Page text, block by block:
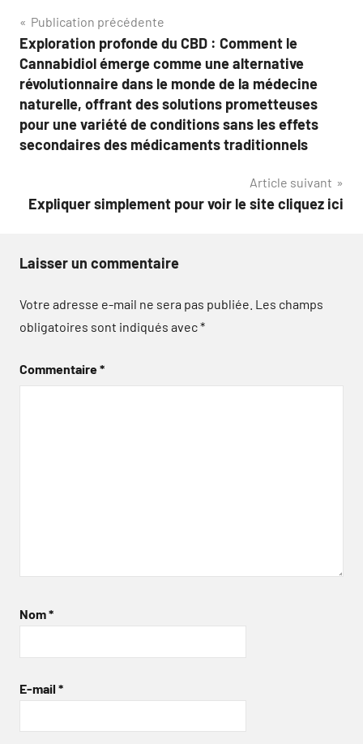
Navigation
de
l’article
Publication précédente
Exploration profonde du CBD : Comment le
Cannabidiol émerge comme une alternative
révolutionnaire dans le monde de la médecine
naturelle, offrant des solutions prometteuses
pour une variété de conditions sans les effets
secondaires des médicaments traditionnels
Article suivant
Expliquer simplement pour voir le site cliquez ici
Laisser un commentaire
Votre adresse e-mail ne sera pas publiée. Les champs
obligatoires sont indiqués avec*
Commentaire*
Nom*
E-mail *